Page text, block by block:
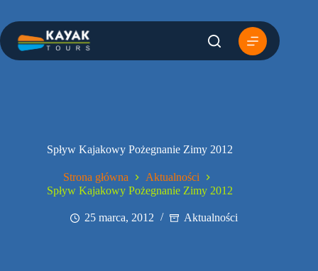
treści
Spływ Kajakowy Pożegnanie Zimy 2012
Strona główna
Aktualności
Spływ Kajakowy Pożegnanie Zimy 2012
25 marca, 2012 Aktualności